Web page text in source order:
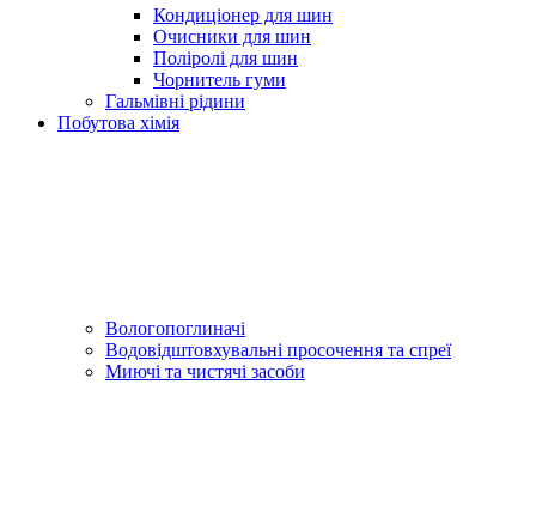
Кондиціонер для шин
Очисники для шин
Поліролі для шин
Чорнитель гуми
Гальмівні рідини
Побутова хімія
Вологопоглиначі
Водовідштовхувальні просочення та спреї
Миючі та чистячі засоби